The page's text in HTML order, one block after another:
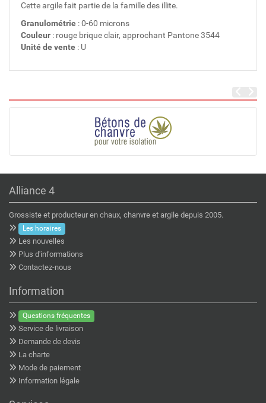
Cette argile fait partie de la famille des illite.
Granulométrie : 0-60 microns
Couleur : rouge brique clair, approchant Pantone 3544
Unité de vente : U
Alliance 4
Grossiste et producteur en chaux, chanvre et argile depuis 2005.
Les horaires
Les nouvelles
Plus d'informations
Contactez-nous
Information
Questions fréquentes
Service de livraison
Demande de devis
La charte
Mode de paiement
Information légale